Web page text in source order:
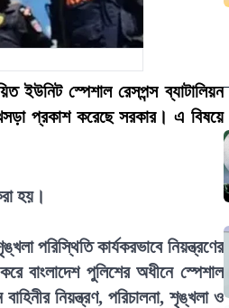
ইউনিট স্পেশাল রেসপন্স ব্যাটালিয়ন
প্রকাশ করেছে সরকার। এ বিষয়ে
হয়।
পরিস্থিতি কার্যকরভাবে নিয়ন্ত্রণের
বাংলাদেশ পুলিশের অধীনে স্পেশাল
নিয়ন্ত্রণ, পরিচালনা, শৃঙ্খলা ও